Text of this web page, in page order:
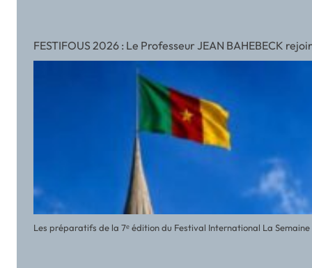
FESTIFOUS 2026 : Le Professeur JEAN BAHEBECK
Les préparatifs de la 7ᵉ édition du Festival International La